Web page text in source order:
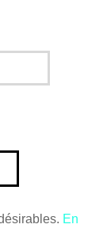
En